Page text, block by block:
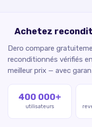
Achetez
Dero compare
reconditionnés vérifiés
meilleur prix — avec
400 000+
utilisateurs